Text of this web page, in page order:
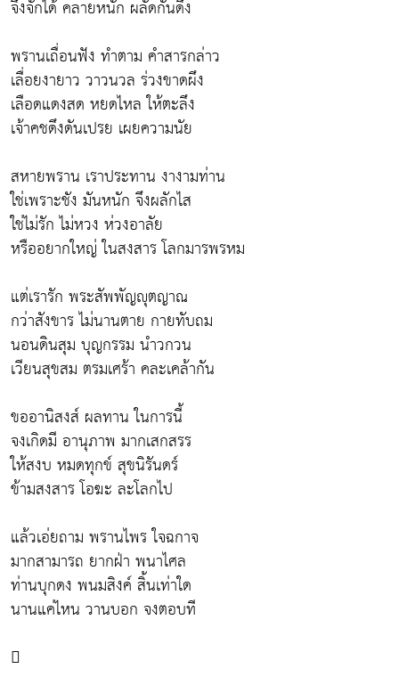
จึงจักได้ คลายหนัก ผลัดกันดึง
พรานเถื่อนฟัง ทำตาม คำสารกล่าว
เลื่อยงายาว วาวนวล ร่วงขาดผึง
เลือดแดงสด หยดไหล ให้ตะลึง
เจ้าคชดึงดันเปรย เผยความนัย
สหายพราน เราประทาน งางามท่าน
ใช่เพราะชัง มันหนัก จึงผลักไส
ใช่ไม่รัก ไม่หวง ห่วงอาลัย
หรืออยากใหญ่ ในสงสาร โลกมารพรหม
แต่เรารัก พระสัพพัญญุตญาณ
กว่าสังขาร ไม่นานตาย กายทับถม
นอนดินสุม บุญกรรม นำวกวน
เวียนสุขสม ตรมเศร้า คละเคล้ากัน
ขออานิสงส์ ผลทาน ในการนี้
จงเกิดมี อานุภาพ มากเสกสรร
ให้สงบ หมดทุกข์ สุขนิรันดร์
ข้ามสงสาร โอฆะ ละโลกไป
แล้วเอ่ยถาม พรานไพร ใจฉกาจ
มากสามารถ ยากฝ่า พนาไศล
ท่านบุกดง พนมสิงค์ สิ้นเท่าใด
นานแค่ไหน วานบอก จงตอบที
